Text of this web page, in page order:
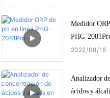
Medidor
PHG-
2022 08 16
Analizador
ácidos y